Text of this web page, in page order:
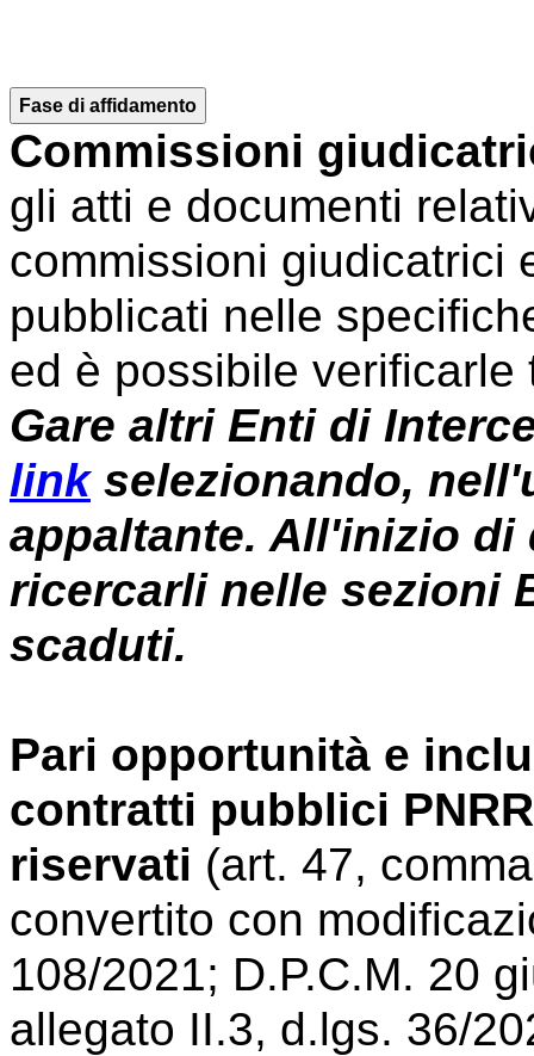
Fase di affidamento
Commissioni
gli atti e documenti
commissioni giudicatrici
pubblicati nelle
ed è possibile
Gare altri Enti di
linkselezionando,
appaltante. All'inizio di
ricercarli nelle sezioni
scaduti.
Pari opportunità e
contratti pubblici
riservati (art. 47,
convertito con
108/2021; D.P.C.M. 20
allegato II.3, d.lgs. 36/